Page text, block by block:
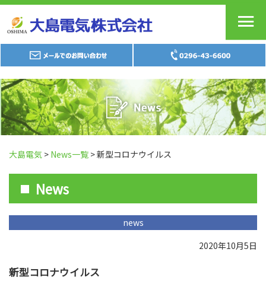
大島電気 > News一覧 > 新型コロナウイルス
News
news
2020年10月5日
新型コロナウイルス